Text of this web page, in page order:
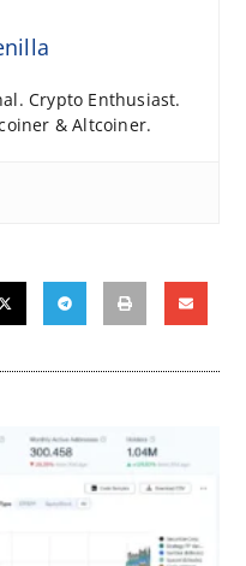
Crypto Enthusiast.
& Altcoiner.